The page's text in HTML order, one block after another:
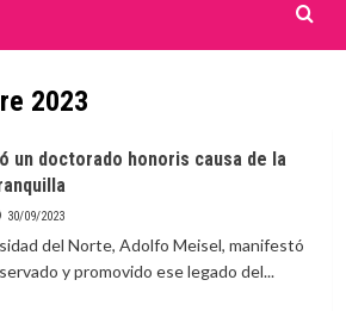
2023
un doctorado honoris causa de la
30/09/2023
del Norte, Adolfo Meisel, manifestó
y promovido ese legado del...